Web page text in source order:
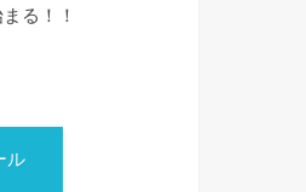
る！！
ル